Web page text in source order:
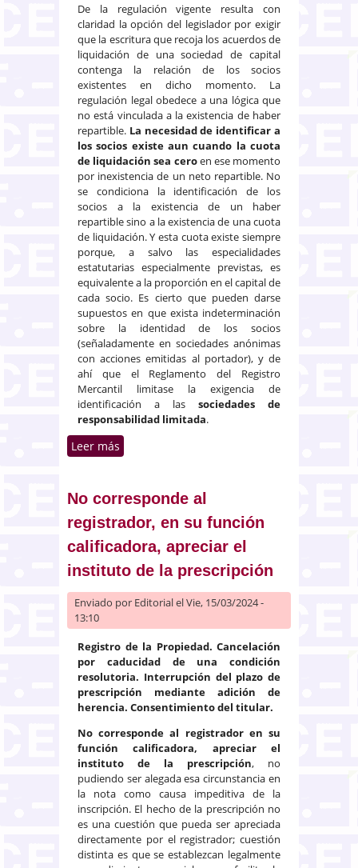
De la regulación vigente resulta con
claridad la opción del legislador por exigir
que la escritura que recoja los acuerdos de
liquidación de una sociedad de capital
contenga la relación de los socios
existentes en dicho momento. La
regulación legal obedece a una lógica que
no está vinculada a la existencia de haber
repartible. La necesidad de identificar a
los socios existe aun cuando la cuota
de liquidación sea ceroen ese momento
por inexistencia de un neto repartible. No
se condiciona la identificación de los
socios a la existencia de un haber
repartible sino a la existencia de una cuota
de liquidación. Y esta cuota existe siempre
porque, a salvo las especialidades
estatutarias especialmente previstas, es
equivalente a la proporción en el capital de
cada socio. Es cierto que pueden darse
supuestos en que exista indeterminación
sobre la identidad de los socios
(señaladamente en sociedades anónimas
con acciones emitidas al portador), y de
ahí que el Reglamento del Registro
Mercantil limitase la exigencia de
identificación a las sociedades de
responsabilidad limitada.
Leer más
por la de un haber repartible
No corresponde al
registrador, en su función
calificadora, apreciar el
instituto de la prescripción
Enviado por Editorialel Vie, 15/03/2024 -
13:10
Registro de la Propiedad. Cancelación
por caducidad de una condición
resolutoria. Interrupción del plazo de
prescripción mediante adición de
herencia. Consentimiento del titular.
No corresponde al registrador en su
función calificadora, apreciar el
instituto de la prescripción, no
pudiendo ser alegada esa circunstancia en
la nota como causa impeditiva de la
inscripción. El hecho de la prescripción no
es una cuestión que pueda ser apreciada
directamente por el registrador; cuestión
distinta es que se establezcan legalmente